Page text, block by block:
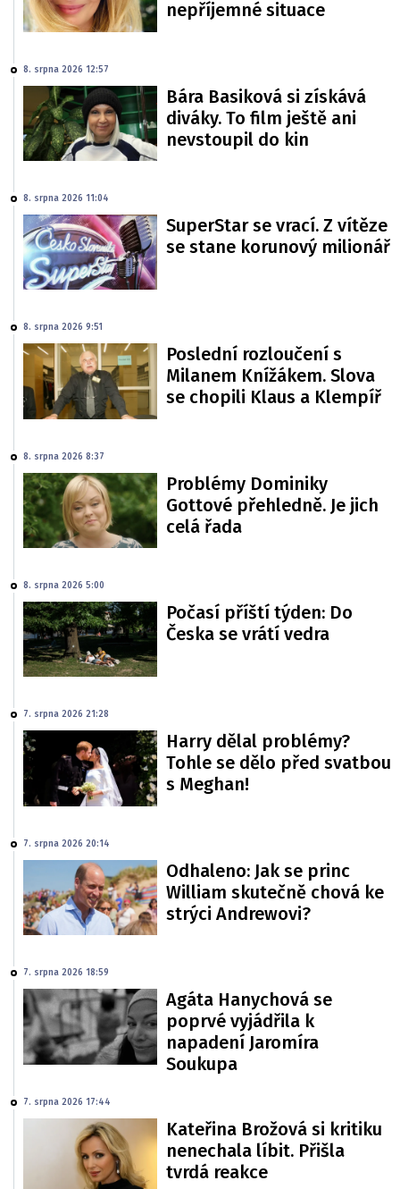
nepříjemné situace
8. srpna 2026 12:57
Bára Basiková si získává
diváky. To film ještě ani
nevstoupil do kin
8. srpna 2026 11:04
SuperStar se vrací. Z vítěze
se stane korunový milionář
8. srpna 2026 9:51
Poslední rozloučení s
Milanem Knížákem. Slova
se chopili Klaus a Klempíř
8. srpna 2026 8:37
Problémy Dominiky
Gottové přehledně. Je jich
celá řada
8. srpna 2026 5:00
Počasí příští týden: Do
Česka se vrátí vedra
7. srpna 2026 21:28
Harry dělal problémy?
Tohle se dělo před svatbou
s Meghan!
7. srpna 2026 20:14
Odhaleno: Jak se princ
William skutečně chová ke
strýci Andrewovi?
7. srpna 2026 18:59
Agáta Hanychová se
poprvé vyjádřila k
napadení Jaromíra
Soukupa
7. srpna 2026 17:44
Kateřina Brožová si kritiku
nenechala líbit. Přišla
tvrdá reakce